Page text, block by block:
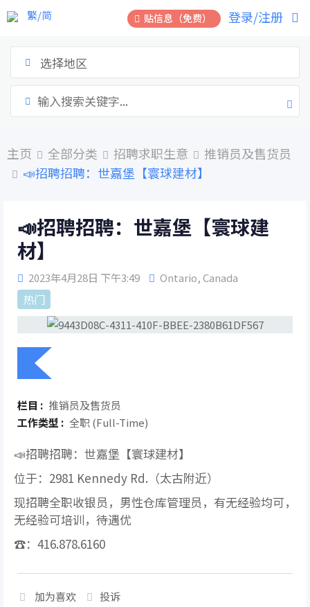
跳
到
贴信息（免费） 登录/注册
繁/简
选择地区
主页 全部分类 招聘求职生意
推销员及售货员
📣招聘招聘：世嘉堡【寰球建材】
📣招聘招聘：世嘉堡【寰球建
材】
2023年4月28日 下午3:49 Ontario,Canada
热门
栏目 : 推销员及售货员
工作类型 : 全职 (Full-Time)
📣招聘招聘：世嘉堡【寰球建材】
位于：2981 Kennedy Rd.（太古附近）
现招聘全职收银员，男性仓库管理员，有无经验均可，
无经验可培训，待遇优
☎️：416.878.6160
加为喜欢 投诉